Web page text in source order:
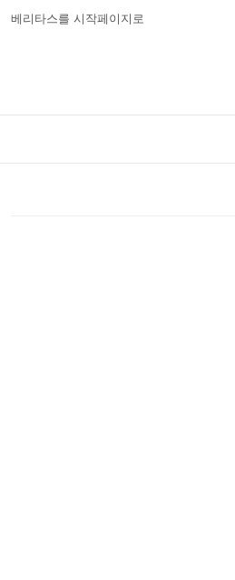
베리타스를 시작페이지로